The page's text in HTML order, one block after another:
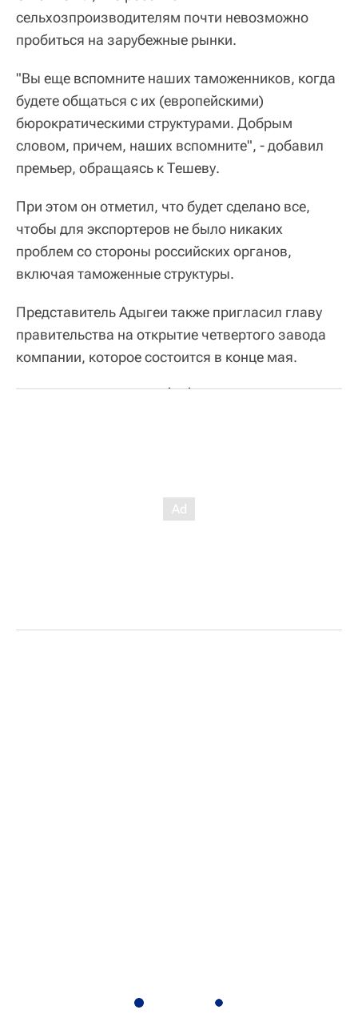
сельхозпроизводителям почти невозможно
пробиться на зарубежные рынки.
"Вы еще вспомните наших таможенников, когда
будете общаться с их (европейскими)
бюрократическими структурами. Добрым
словом, причем, наших вспомните", - добавил
премьер, обращаясь к Тешеву.
При этом он отметил, что будет сделано все,
чтобы для экспортеров не было никаких
проблем со стороны российских органов,
включая таможенные структуры.
Представитель Адыгеи также пригласил главу
правительства на открытие четвертого завода
компании, которое состоится в конце мая.